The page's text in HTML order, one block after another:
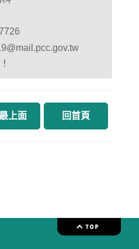
上面 回首頁